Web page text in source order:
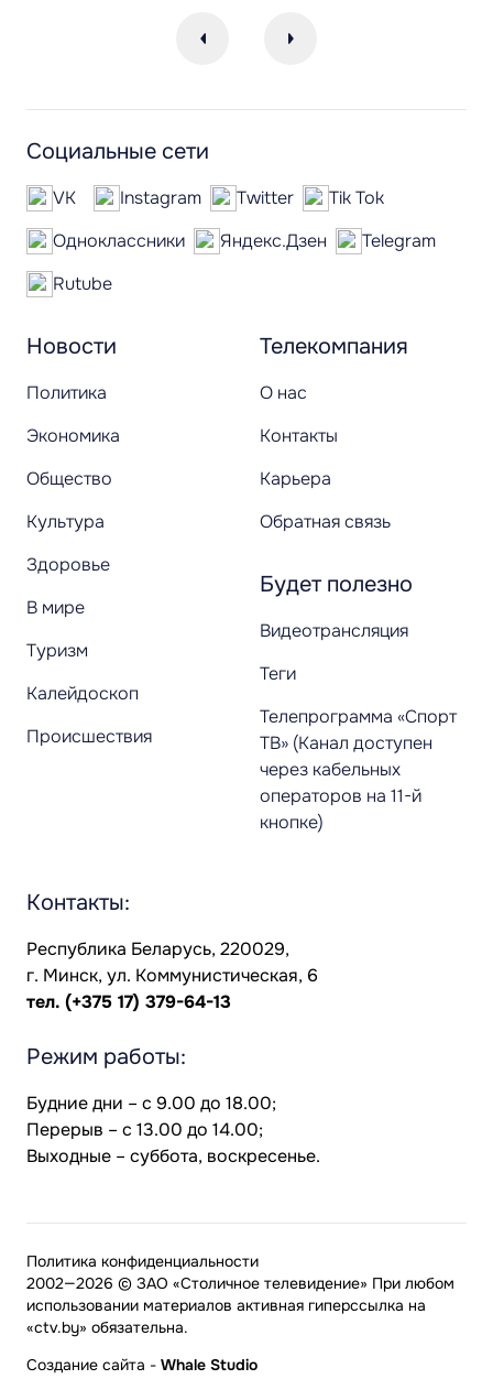
Новости
Политика
Экономика
Общество
Культура
Здоровье
В мире
Туризм
Калейдоскоп
Происшествия
Телекомпания
О нас
Контакты
Карьера
Обратная связь
Будет полезно
Видеотрансляция
Теги
Телепрограмма «Спорт
ТВ» (Канал доступен
через кабельных
операторов на 11-й
кнопке)
Социальные сети
VK Instagram Twitter
Tik Tok
Одноклассники
Яндекс.Дзен
Telegram
Rutube
Контакты:
Республика Беларусь, 220029,
г. Минск, ул. Коммунистическая, 6
тел. (+375 17) 379-64-13
Режим работы:
Будние дни – с 9.00 до 18.00;
Перерыв – с 13.00 до 14.00;
Выходные – суббота, воскресенье.
2002—2026 © ЗАО «Столичное телевидение» При любом
использовании материалов активная гиперссылка на
«ctv.by» обязательна.
Политика конфиденциальности
Создание сайта - Whale Studio